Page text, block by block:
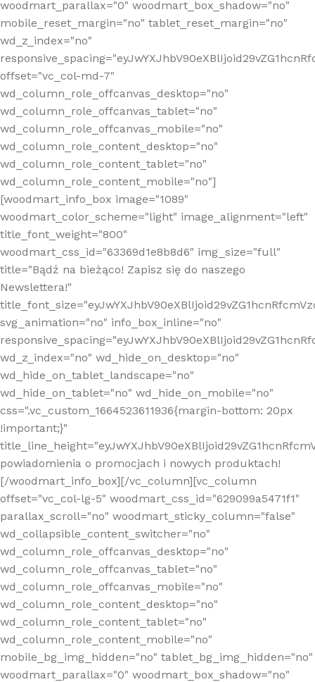
woodmart_parallax="0" woodmart_box_shadow="no"
mobile_reset_margin="no" tablet_reset_margin="no"
wd_z_index="no"
offset="vc_col-md-7"
wd_column_role_offcanvas_desktop="no"
wd_column_role_offcanvas_tablet="no"
wd_column_role_offcanvas_mobile="no"
wd_column_role_content_desktop="no"
wd_column_role_content_tablet="no"
wd_column_role_content_mobile="no"]
[woodmart_info_box image="1089"
woodmart_color_scheme="light" image_alignment="left"
title_font_weight="800"
woodmart_css_id="63369d1e8b8d6" img_size="full"
title="Bądź na bieżąco! Zapisz się do naszego
Newslettera!"
svg_animation="no" info_box_inline="no"
wd_z_index="no" wd_hide_on_desktop="no"
wd_hide_on_tablet_landscape="no"
wd_hide_on_tablet="no" wd_hide_on_mobile="no"
css=".vc_custom_1664523611936{margin-bottom: 20px
!important;}"
powiadomienia o promocjach i nowych produktach!
[/woodmart_info_box][/vc_column][vc_column
offset="vc_col-lg-5" woodmart_css_id="629099a5471f1"
parallax_scroll="no" woodmart_sticky_column="false"
wd_collapsible_content_switcher="no"
wd_column_role_offcanvas_desktop="no"
wd_column_role_offcanvas_tablet="no"
wd_column_role_offcanvas_mobile="no"
wd_column_role_content_desktop="no"
wd_column_role_content_tablet="no"
wd_column_role_content_mobile="no"
mobile_bg_img_hidden="no" tablet_bg_img_hidden="no"
woodmart_parallax="0" woodmart_box_shadow="no"